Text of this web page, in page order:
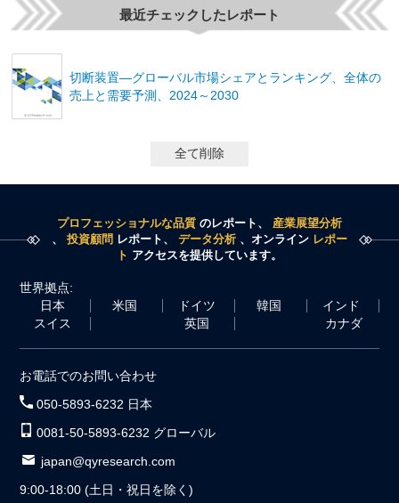
最近チェックしたレポート
切断装置―グローバル市場シェアとランキング、全体の
売上と需要予測、2024～2030
全て削除
プロフェッショナルな品質 のレポート、 産業展望分析
、 投資顧問 レポート、 データ分析 、オンライン レポー
ト アクセスを提供しています。
世界拠点:
日本
米国 ドイツ 韓国
インド
スイス
英国 カナダ
お電話でのお問い合わせ
050-5893-6232 日本
0081-50-5893-6232 グローバル
japan@qyresearch.com
9:00-18:00 (土日・祝日を除く)